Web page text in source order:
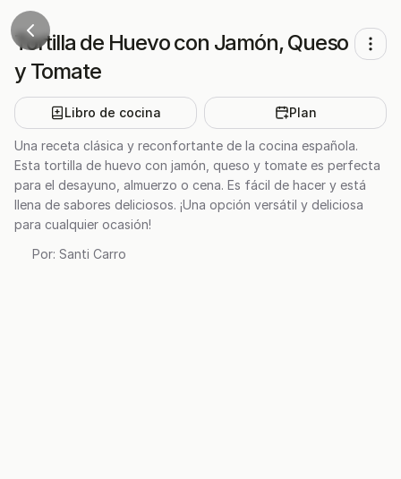
Tortilla de Huevo con Jamón, Queso
y Tomate
Libro de cocina Plan
Una receta clásica y reconfortante de la cocina española.
Esta tortilla de huevo con jamón, queso y tomate es perfecta
para el desayuno, almuerzo o cena. Es fácil de hacer y está
llena de sabores deliciosos. ¡Una opción versátil y deliciosa
para cualquier ocasión!
Por: Santi Carro